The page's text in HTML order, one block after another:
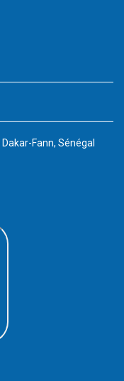
Fann, Sénégal